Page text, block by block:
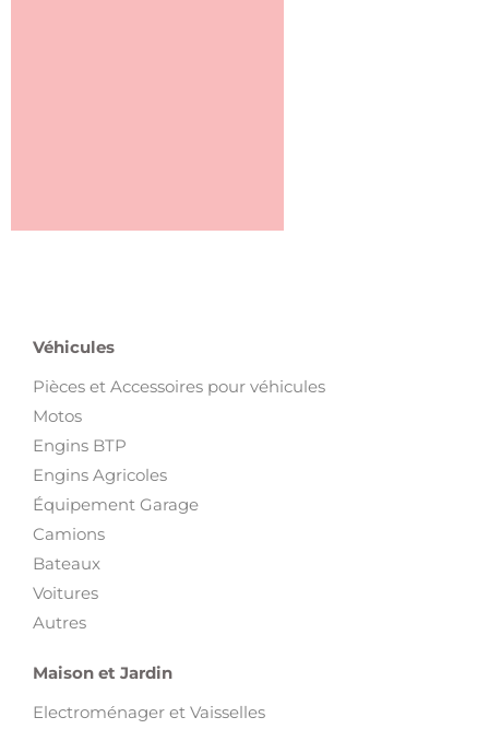
Véhicules
Pièces et Accessoires pour véhicules
Motos
Engins BTP
Engins Agricoles
Équipement Garage
Camions
Bateaux
Voitures
Autres
Maison et Jardin
Electroménager et Vaisselles